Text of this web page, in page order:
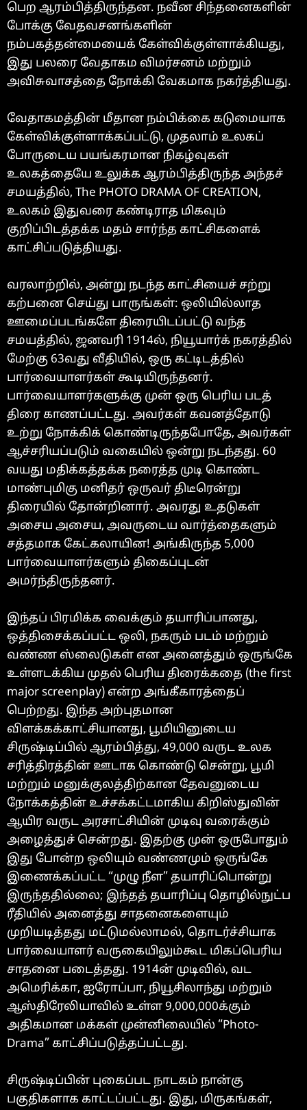
பெற ஆரம்பித்திருந்தன. நவீன சிந்தனைகளின்
போக்கு வேதவசனங்களின்
நம்பகத்தன்மையைக் கேள்விக்குள்ளாக்கியது,
இது பலரை வேதாகம விமர்சனம் மற்றும்
அவிசுவாசத்தை நோக்கி வேகமாக நகர்த்தியது.
வேதாகமத்தின் மீதான நம்பிக்கை கடுமையாக
கேள்விக்குள்ளாக்கப்பட்டு, முதலாம் உலகப்
போருடைய பயங்கரமான நிகழ்வுகள்
உலகத்தையே உலுக்க ஆரம்பித்திருந்த அந்தச்
சமயத்தில், The PHOTO DRAMA OF CREATION,
உலகம் இதுவரை கண்டிராத மிகவும்
குறிப்பிடத்தக்க மதம் சார்ந்த காட்சிகளைக்
காட்சிப்படுத்தியது.
வரலாற்றில், அன்று நடந்த காட்சியைச் சற்று
கற்பனை செய்து பாருங்கள்: ஒலியில்லாத
ஊமைப்படங்களே திரையிடப்பட்டு வந்த
சமயத்தில், ஜனவரி 1914ல், நியூயார்க் நகரத்தில்
மேற்கு 63வது வீதியில், ஒரு கட்டிடத்தில்
பார்வையாளர்கள் கூடியிருந்தனர்.
பார்வையாளர்களுக்கு முன் ஒரு பெரிய படத்
திரை காணப்பட்டது. அவர்கள் கவனத்தோடு
உற்று நோக்கிக் கொண்டிருந்தபோதே, அவர்கள்
ஆச்சரியப்படும் வகையில் ஒன்று நடந்தது. 60
வயது மதிக்கத்தக்க நரைத்த முடி கொண்ட
மாண்புமிகு மனிதர் ஒருவர் திடீரென்று
திரையில் தோன்றினார். அவரது உதடுகள்
அசைய அசைய, அவருடைய வார்த்தைகளும்
சத்தமாக கேட்கலாயின! அங்கிருந்த 5,000
பார்வையாளர்களும் திகைப்புடன்
அமர்ந்திருந்தனர்.
இந்தப் பிரமிக்க வைக்கும் தயாரிப்பானது,
ஒத்திசைக்கப்பட்ட ஒலி, நகரும் படம் மற்றும்
வண்ண ஸ்லைடுகள் என அனைத்தும் ஒருங்கே
உள்ளடக்கிய முதல் பெரிய திரைக்கதை (the first
major screenplay) என்ற அங்கீகாரத்தைப்
பெற்றது. இந்த அற்புதமான
விளக்கக்காட்சியானது, பூமியினுடைய
சிருஷ்டிப்பில் ஆரம்பித்து, 49,000 வருட உலக
சரித்திரத்தின் ஊடாக கொண்டு சென்று, பூமி
மற்றும் மனுக்குலத்திற்கான தேவனுடைய
நோக்கத்தின் உச்சக்கட்டமாகிய கிறிஸ்துவின்
ஆயிர வருட அரசாட்சியின் முடிவு வரைக்கும்
அழைத்துச் சென்றது. இதற்கு முன் ஒருபோதும்
இது போன்ற ஒலியும் வண்ணமும் ஒருங்கே
இணைக்கப்பட்ட “முழு நீள” தயாரிப்பொன்று
இருந்ததில்லை; இந்தத் தயாரிப்பு தொழில்நுட்ப
ரீதியில் அனைத்து சாதனைகளையும்
முறியடித்தது மட்டுமல்லாமல், தொடர்ச்சியாக
பார்வையாளர் வருகையிலும்கூட மிகப்பெரிய
சாதனை படைத்தது. 1914ன் முடிவில், வட
அமெரிக்கா, ஐரோப்பா, நியூசிலாந்து மற்றும்
ஆஸ்திரேலியாவில் உள்ள 9,000,000க்கும்
அதிகமான மக்கள் முன்னிலையில் “Photo-
Drama” காட்சிப்படுத்தப்பட்டது.
சிருஷ்டிப்பின் புகைப்பட நாடகம் நான்கு
பகுதிகளாக காட்டப்பட்டது. இது, மிருகங்கள்,